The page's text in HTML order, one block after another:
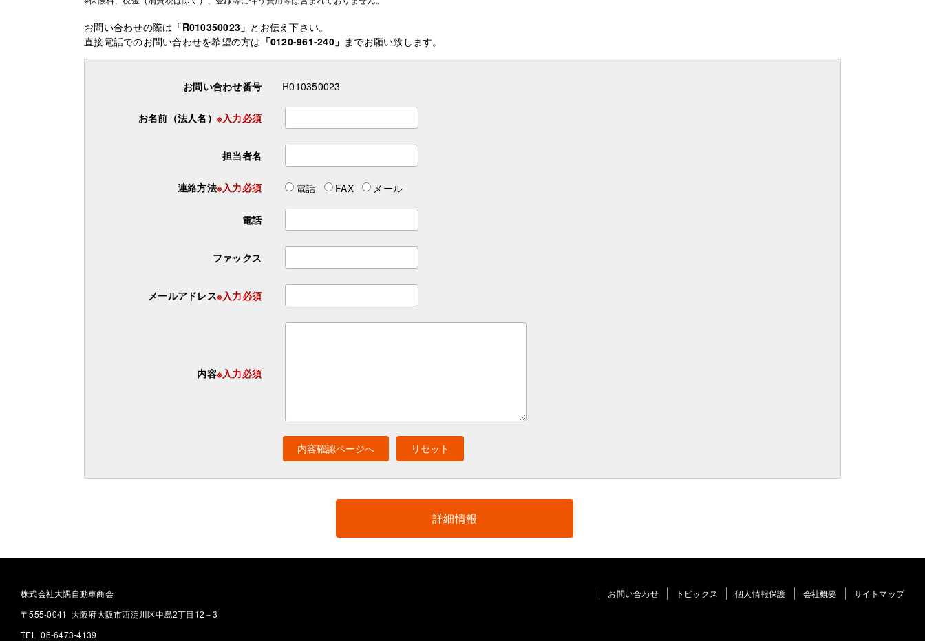
お問い合わせの際は 「R010350023」 とお伝え下さい。
直接電話でのお問い合わせを希望の方は 「0120-961-240」 までお願い致します。
お問い合わせ番号 R010350023
お名前（法人名） ※入力必須
担当者名
連絡方法※入力必須 電話 FAX メール
電話
ファックス
メールアドレス※入力必須
内容※入力必須
詳細情報
株式会社大隅自動車商会
〒555-0041 大阪府大阪市西淀川区中島2丁目12－3
TEL 06-6473-4139
お問い合わせ トピックス 個人情報保護 会社概要 サイトマップ